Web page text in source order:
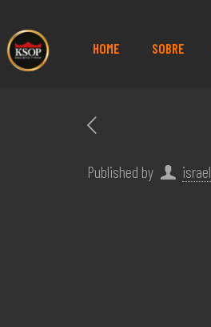
HOME SOBRE
Published by israel